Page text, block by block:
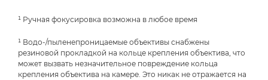
¹ Ручная фокусировка возможна в любое время
¹ Водо-/пыленепроницаемые объективы снабжены
резиновой прокладкой на кольце крепления объектива, что
может вызвать незначительное повреждение кольца
крепления объектива на камере. Это никак не отражается на